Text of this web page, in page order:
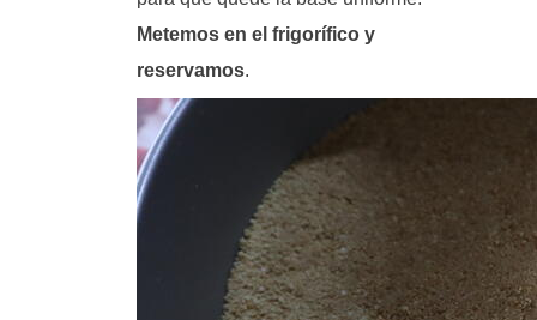
Metemos en el frigorífico y
reservamos.